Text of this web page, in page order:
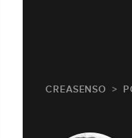
CREASENSO